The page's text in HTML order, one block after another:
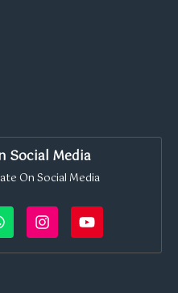
Social Media
On Social Media